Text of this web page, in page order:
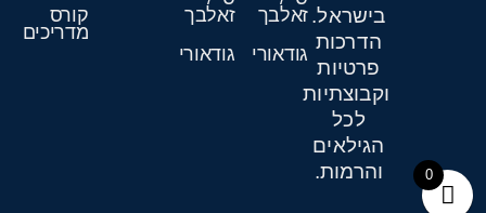
בישראל.
הדרכות
פרטיות
וקבוצתיות
לכל
הגילאים
והרמות.
זאלבך
גודאורי
זאלבך
גודאורי
קורס
מדריכים
0